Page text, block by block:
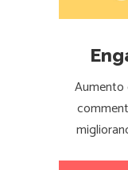
Aumento